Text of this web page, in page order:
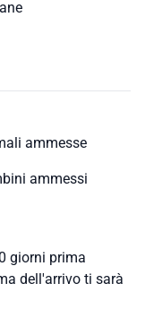
ammesse
ammessi
giorni prima
dell'arrivo ti sarà